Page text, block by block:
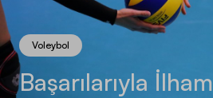
Voleybol
Başarılarıyla